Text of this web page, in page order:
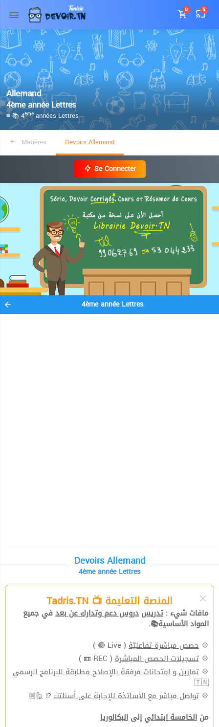
0 5
Allemand
4ème année Lettres
≡ 📚 4ème années Lettres
Matières Devoirs Allemand
Se Connecter
4ème année Lettres
Devoirs Allemand
4ème année Lettres
المنصة التعليمة 📺 Tadris.TN
مافات شيء : تدريس دروس دعم وتدارك عن بعد في جميع
المواد الأساسية📚.
💠 حصص مباشرة تفاعليّة ( Live 🔴 )
💠 تسجيلات الحصص المباشرة ( REC 📼 )
💠 تمارين و امتحانات مرفقة بالإصلاح مطابقة للبرنامج الرسمي
🇹🇳
💠 تواصل مباشر مع الأساتذة للإجابة على أسئلتك⁉ 🙋🏼
من الخامسة ابتدائي إلى البكالوريا